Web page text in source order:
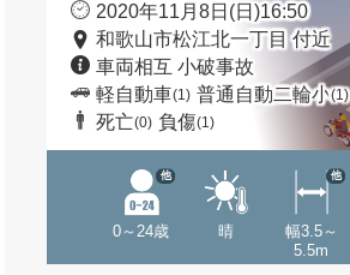
2020年11月8日(日)16:50
和歌山市松江北一丁目 付近
車両相互 小破事故
軽自動車(1) 普通自動二輪小(1)
死亡(0) 負傷(1)
0～24歳
他
晴
幅3.5～
5.5m
他